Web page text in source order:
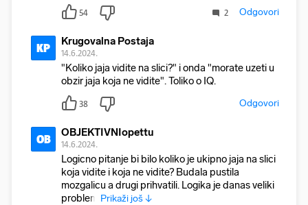
54 2 Odgovori
KP Krugovalna Postaja
14.6.2024.
"Koliko jaja vidite na slici?" i onda "morate uzeti u
obzir jaja koja ne vidite". Toliko o IQ.
38 Odgovori
OB OBJEKTIVNIopettu
14.6.2024.
Logicno pitanje bi bilo koliko je ukipno jaja na slici
koja vidite i koja ne vidite? Budala pustila
mozgalicu a drugi prihvatili. Logika je danas veliki
problem Prikaži još ↓